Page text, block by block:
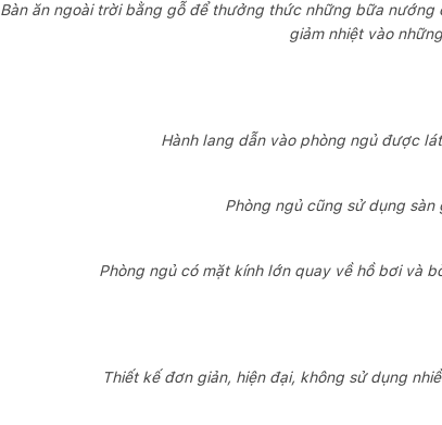
Bàn ăn ngoài trời bằng gỗ để thưởng thức những bữa
giảm nhiệt vào
Hành lang dẫn vào phòng ngủ được
Phòng ngủ cũng sử dụng
Phòng ngủ có mặt kính lớn quay về hồ bơi và
Thiết kế đơn giản, hiện đại, không sử dụng